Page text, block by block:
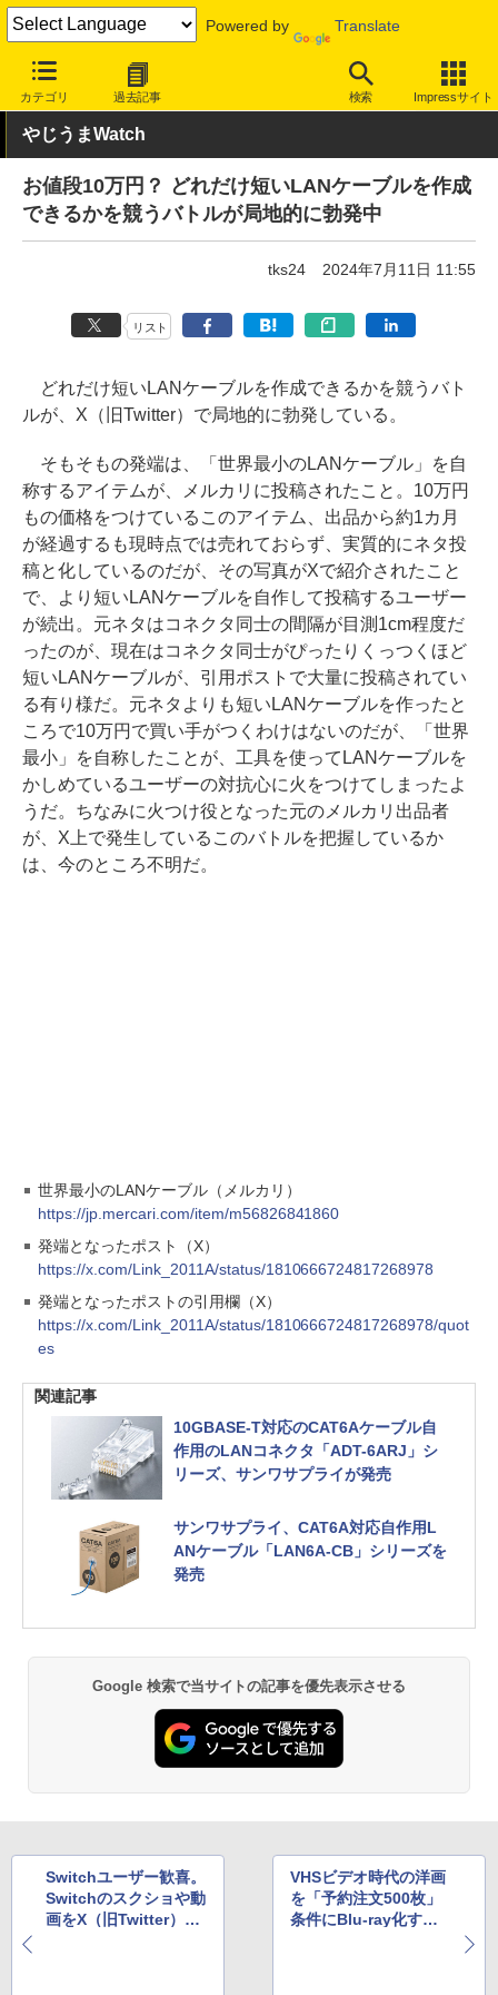
Powered by Translate
カテゴリ 過去記事 検索 Impressサイト
INTERNET Watch ハードウェア その他
やじうまWatch
お値段10万円？ どれだけ短いLANケーブルを作成
できるかを競うバトルが局地的に勃発中
tks24 2024年7月11日 11:55
リスト
どれだけ短いLANケーブルを作成できるかを競うバト
ルが、X（旧Twitter）で局地的に勃発している。
そもそもの発端は、「世界最小のLANケーブル」を自
称するアイテムが、メルカリに投稿されたこと。10万円
もの価格をつけているこのアイテム、出品から約1カ月
が経過するも現時点では売れておらず、実質的にネタ投
稿と化しているのだが、その写真がXで紹介されたこと
で、より短いLANケーブルを自作して投稿するユーザー
が続出。元ネタはコネクタ同士の間隔が目測1cm程度だ
ったのが、現在はコネクタ同士がぴったりくっつくほど
短いLANケーブルが、引用ポストで大量に投稿されてい
る有り様だ。元ネタよりも短いLANケーブルを作ったと
ころで10万円で買い手がつくわけはないのだが、「世界
最小」を自称したことが、工具を使ってLANケーブルを
かしめているユーザーの対抗心に火をつけてしまったよ
うだ。ちなみに火つけ役となった元のメルカリ出品者
が、X上で発生しているこのバトルを把握しているか
は、今のところ不明だ。
世界最小のLANケーブル（メルカリ）
https://jp.mercari.com/item/m56826841860
発端となったポスト（X）
https://x.com/Link_2011A/status/1810666724817268978
発端となったポストの引用欄（X）
https://x.com/Link_2011A/status/1810666724817268978/quot
es
関連記事
10GBASE-T対応のCAT6Aケーブル自
作用のLANコネクタ「ADT-6ARJ」シ
リーズ、サンワサプライが発売
サンワサプライ、CAT6A対応自作用L
ANケーブル「LAN6A-CB」シリーズを
発売
Google 検索で当サイトの記事を優先表示させる
Switchユーザー歓喜。
Switchのスクショや動
画をX（旧Twitter）に
VHSビデオ時代の洋画
を「予約注文500枚」
条件にBlu-ray化する